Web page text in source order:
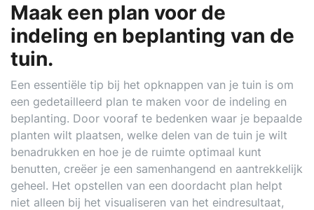
Maak een plan voor de
indeling en beplanting van de
tuin.
Een essentiële tip bij het opknappen van je tuin is om
een gedetailleerd plan te maken voor de indeling en
beplanting. Door vooraf te bedenken waar je bepaalde
planten wilt plaatsen, welke delen van de tuin je wilt
benadrukken en hoe je de ruimte optimaal kunt
benutten, creëer je een samenhangend en aantrekkelijk
geheel. Het opstellen van een doordacht plan helpt
niet alleen bij het visualiseren van het eindresultaat,